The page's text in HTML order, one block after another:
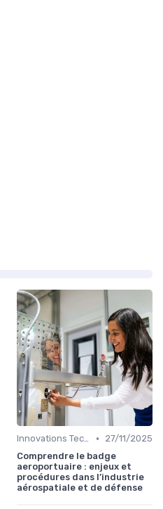
Innovations Technologiques •
27/11/2025
Comprendre le badge
aeroportuaire : enjeux et
procédures dans l’industrie
aérospatiale et de défense